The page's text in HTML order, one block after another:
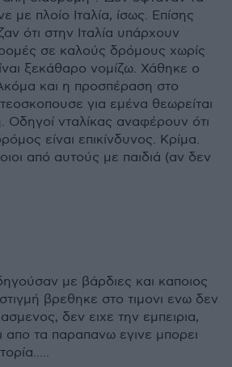
με πλοίο Ιταλία, ίσως. Επίσης
ότι στην Ιταλία υπάρχουν
σε καλούς δρόμους χωρίς
ξεκάθαρο νομίζω. Χάθηκε ο
και η προσπέραση στο
για εμένα θεωρείται
Οδηγοί νταλίκας αναφέρουν ότι
είναι επικίνδυνος. Κρίμα.
από αυτούς με παιδιά (αν δεν
με βάρδιες και καποιος
βρεθηκε στο τιμονι ενω δεν
δεν ειχε την εμπειρια,
απο τα παραπανω εγινε μπορει